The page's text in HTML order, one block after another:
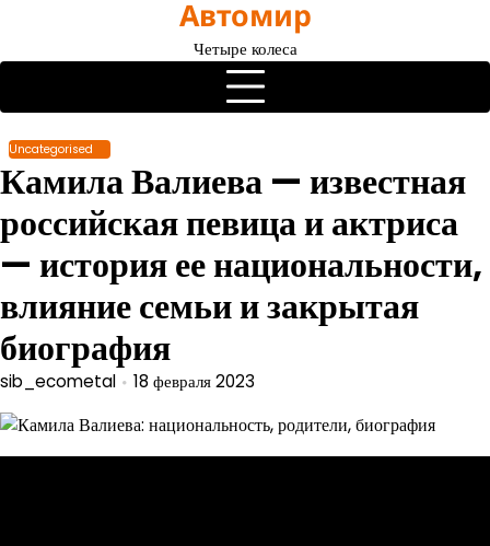
содержимому
Автомир
Четыре колеса
Uncategorised
Камила Валиева — известная
российская певица и актриса
— история ее национальности,
влияние семьи и закрытая
биография
sib_ecometal 18 февраля 2023